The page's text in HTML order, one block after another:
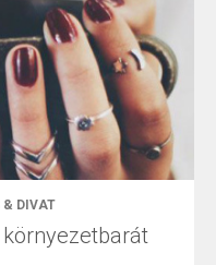
& DIVAT